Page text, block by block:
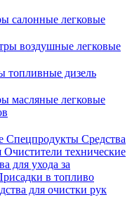
салонные легковые
воздушные легковые
топливные дизель
масляные легковые
Спецпродукты Средства
Очистители технические
для ухода за
в топливо
для очистки рук